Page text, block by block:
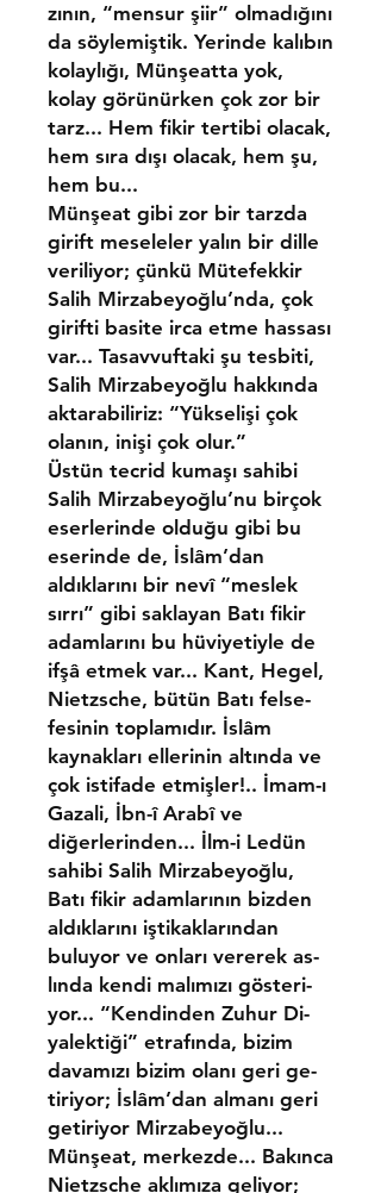
zının, “mensur şiir” olma­dığını
da söylemiştik. Yerin­de kalıbın
kolaylığı, Münşe­atta yok,
kolay görünürken çok zor bir
tarz... Hem fikir tertibi olacak,
hem sıra dışı olacak, hem şu,
hem bu...
Münşeat gibi zor bir tarzda
girift meseleler yalın bir dille
veriliyor; çünkü Mü­tefekkir
Salih Mirzabeyoğlu’nda, çok
girifti basite irca etme hassası
var... Tasavvuf­taki şu tesbiti,
Salih Mirzabeyoğlu hakkında
aktarabili­riz: “Yükselişi çok
olanın, inişi çok olur.”
Üstün tecrid kumaşı sa­hibi
Salih Mirzabeyoğlu’nu birçok
eserlerinde olduğu gi­bi bu
eserinde de, İslâm’dan
aldıklarını bir nevî “meslek
sırrı” gibi saklayan Batı fikir
adamlarını bu hüviyetiyle de
ifşâ etmek var... Kant, Hegel,
Nietzsche, bütün Batı felse­
fesinin toplamıdır. İslâm
kaynakları ellerinin altında ve
çok istifade etmişler!.. İmam-ı
Gazali, İbn-î Arabî ve
diğerlerinden... İlm-i Ledün
sahibi Salih Mirzabeyoğlu,
Batı fikir adamlarının bizden
aldıklarını iştikaklarından
buluyor ve onları vererek as­
lında kendi malımızı gösteri­
yor... “Kendinden Zuhur Di­
yalektiği” etrafında, bizim
davamızı bizim olanı geri ge­
tiriyor; İslâm’dan almanı geri
getiriyor Mirzabeyoğlu...
Münşeat, merkezde... Ba­kınca
Nietzsche aklımıza geliyor;